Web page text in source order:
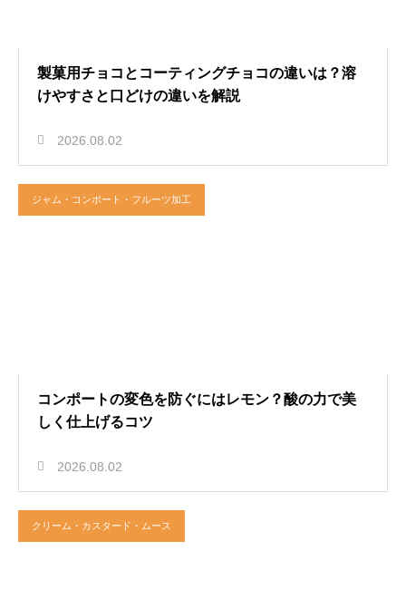
製菓用チョコとコーティングチョコの違いは？溶
けやすさと口どけの違いを解説
2026.08.02
ジャム・コンポート・フルーツ加工
コンポートの変色を防ぐにはレモン？酸の力で美
しく仕上げるコツ
2026.08.02
クリーム・カスタード・ムース